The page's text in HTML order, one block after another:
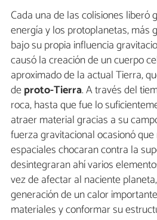
Cada una de las colisiones liberó
energía y los protoplanetas, más
bajo su propia influencia
causó la creación de un cuerpo
aproximado de la actual Tierra,
deproto-Tierra. A través del
roca, hasta que fue lo
atraer material gracias a su
fuerza gravitacional ocasionó
espaciales chocaran contra la
desintegraran ahí varios
vez de afectar al naciente
generación de un calor
materiales y conformar su